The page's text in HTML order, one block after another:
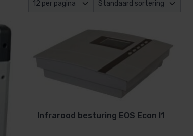
Infrarood besturing EOS Econ I1